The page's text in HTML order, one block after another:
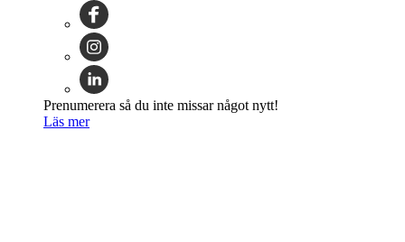
Prenumerera så du inte missar något nytt!
Läs mer